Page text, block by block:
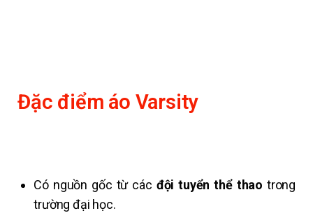
Đặc điểm áo Varsity
Có nguồn gốc từ các đội tuyển thể thao trong
trường đại học.